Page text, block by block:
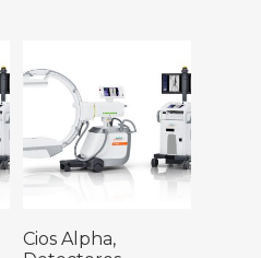
Leer Más
Cios Alpha,